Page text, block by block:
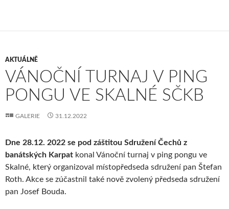
AKTUÁLNĚ
VÁNOČNÍ TURNAJ V PING
PONGU VE SKALNÉ SČKB
GALERIE 31.12.2022
Dne 28.12. 2022 se pod záštitou Sdružení Čechů z
banátských Karpat konal Vánoční turnaj v ping pongu ve
Skalné, který organizoval místopředseda sdružení pan Štefan
Roth. Akce se zúčastnil také nově zvolený předseda sdružení
pan Josef Bouda.